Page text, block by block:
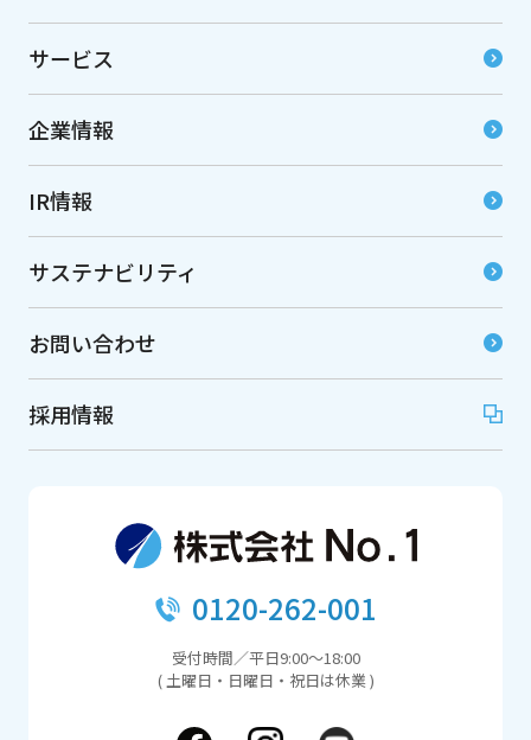
サービス
企業情報
IR情報
サステナビリティ
お問い合わせ
採用情報
0120-262-001
受付時間／平日9:00～18:00
( 土曜日・日曜日・祝日は休業 )